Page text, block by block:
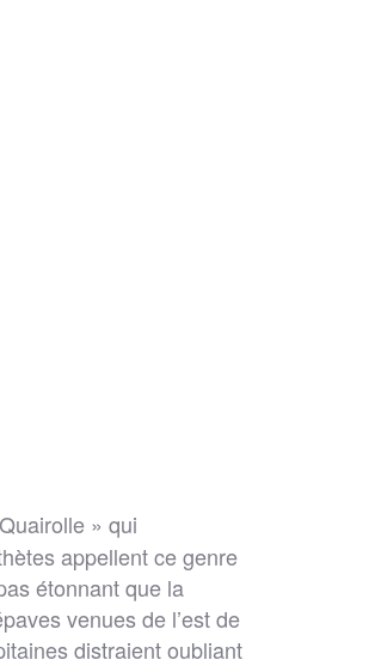
» qui
appellent ce genre
étonnant que la
venues de l’est de
distraient oubliant